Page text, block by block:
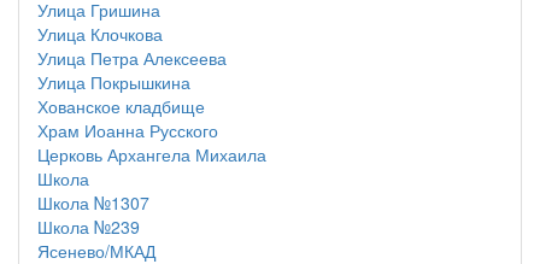
Улица Гришина
Улица Клочкова
Улица Петра Алексеева
Улица Покрышкина
Хованское кладбище
Храм Иоанна Русского
Церковь Архангела Михаила
Школа
Школа №1307
Школа №239
Ясенево/МКАД